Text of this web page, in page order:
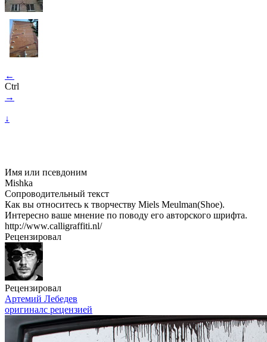
←
Ctrl
→
↓
Имя или псевдоним
Mishka
Сопроводительный текст
Как вы относитесь к творчеству Miels Meulman(Shoe).
Интересно ваше мнение по поводу его авторского шрифта.
http://www.calligraffiti.nl/
Рецензировал
Рецензировал
Артемий Лебедев
оригиналс рецензией